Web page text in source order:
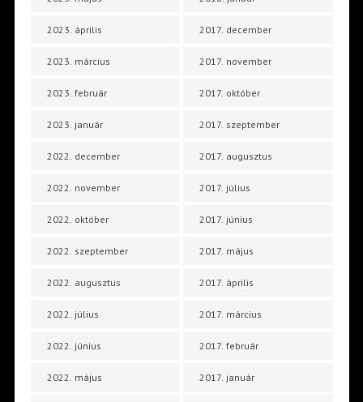
2023. április
2023. március
2023. február
2023. január
2022. december
2022. november
2022. október
2022. szeptember
2022. augusztus
2022. július
2022. június
2022. május
2017. december
2017. november
2017. október
2017. szeptember
2017. augusztus
2017. július
2017. június
2017. május
2017. április
2017. március
2017. február
2017. január